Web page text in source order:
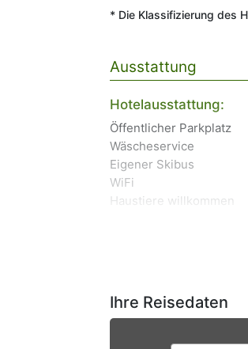
* Die Klassifizierung des
Ausstattung
Hotelausstattung:
Öffentlicher Parkplatz
Wäscheservice
Eigener Skibus
WiFi
Haustiere willkommen
Ihre Reisedaten